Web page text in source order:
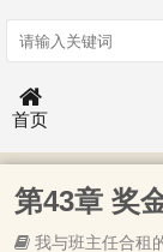
首页
第43章 奖
我与班主任合租